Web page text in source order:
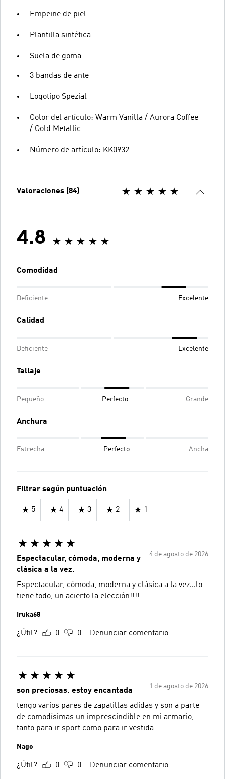
Empeine de piel
Plantilla sintética
Suela de goma
3 bandas de ante
Logotipo Spezial
Color del artículo: Warm Vanilla / Aurora Coffee
/ Gold Metallic
Número de artículo: KK0932
Valoraciones (84)
4.8
Comodidad
Deficiente Excelente
Calidad
Deficiente Excelente
Tallaje
Pequeño Perfecto Grande
Anchura
Estrecha Perfecto Ancha
Filtrar según puntuación
5 4 3 2 1
4 de agosto de 2026
Espectacular, cómoda, moderna y
clásica a la vez.
Espectacular, cómoda, moderna y clásica a la vez...lo
tiene todo, un acierto la elección!!!!
Iruka68
¿Útil? 0 0 Denunciar comentario
1 de agosto de 2026
son preciosas. estoy encantada
tengo varios pares de zapatillas adidas y son a parte
de comodísimas un imprescindible en mi armario,
tanto para ir sport como para ir vestida
Nago
¿Útil? 0 0 Denunciar comentario